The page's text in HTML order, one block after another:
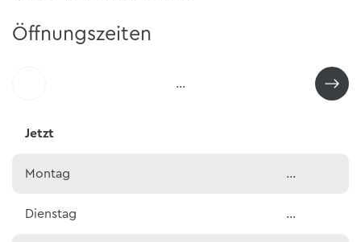
Öffnungszeiten
…
Jetzt
Montag …
Dienstag …